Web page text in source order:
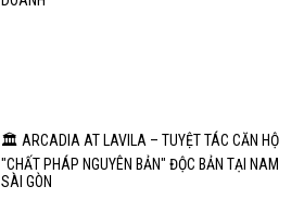
🏛️ ARCADIA AT LAVILA – TUYỆT TÁC CĂN HỘ
"CHẤT PHÁP NGUYÊN BẢN" ĐỘC BẢN TẠI NAM
SÀI GÒN